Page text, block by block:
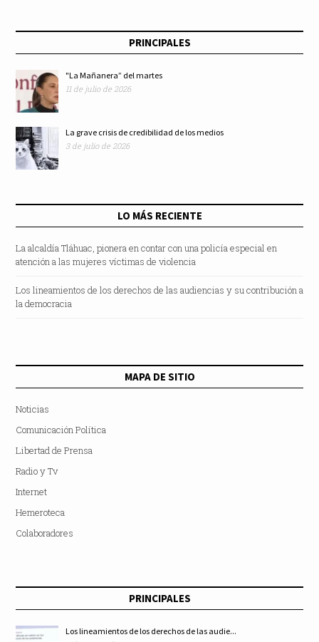
PRINCIPALES
"La Mañanera” del martes
11 de julio de 2026
La grave crisis de credibilidad de los medios
3 de julio de 2026
LO MÁS RECIENTE
La alcaldía Tláhuac, pionera en contar con una policía especial en
atención a las mujeres víctimas de violencia
Los lineamientos de los derechos de las audiencias y su contribución a
la democracia
MAPA DE SITIO
Noticias
Comunicación Política
Libertad de Prensa
Radio y Tv
Internet
Hemeroteca
Colaboradores
PRINCIPALES
Los lineamientos de los derechos de las audie...